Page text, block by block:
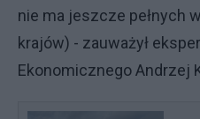
nie ma jeszcze pełnych
krajów) - zauważył
Ekonomicznego Andrzej